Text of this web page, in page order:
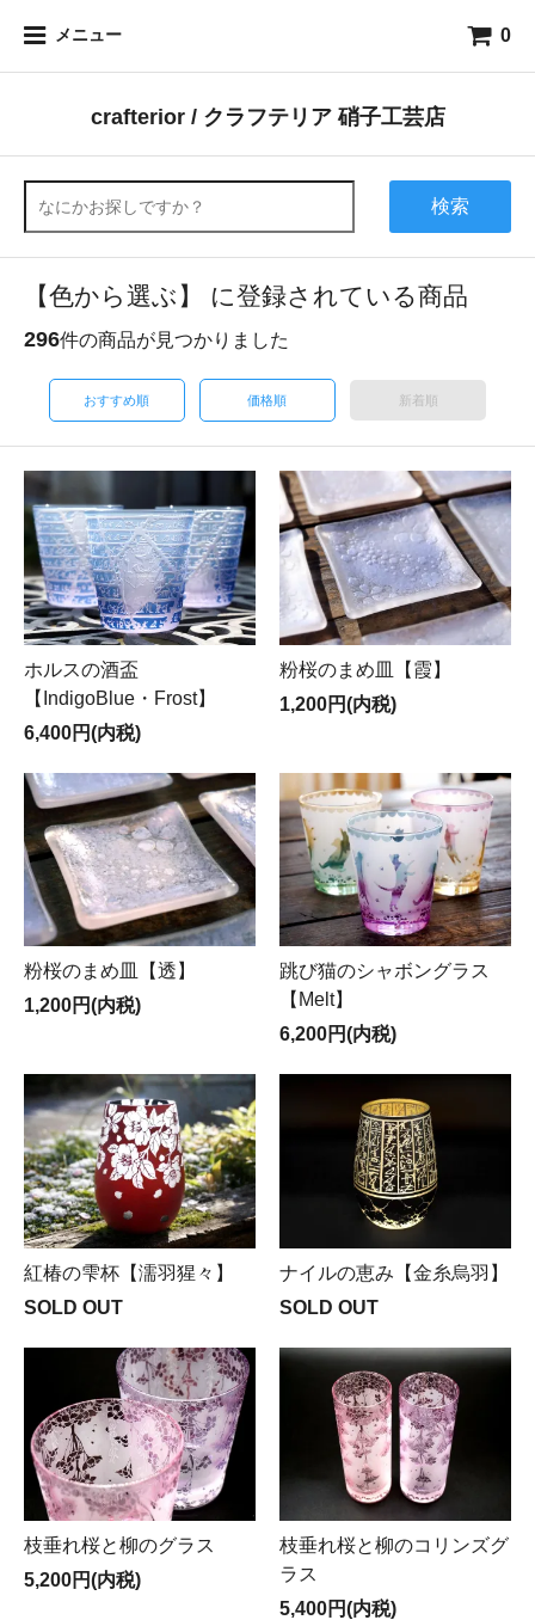
メニュー 0
crafterior / クラフテリア 硝子工芸店
検索
【色から選ぶ】 に登録されている商品
296件の商品が見つかりました
おすすめ順 価格順 新着順
ホルスの酒盃
【IndigoBlue・Frost】
6,400円(内税)
粉桜のまめ皿【霞】
1,200円(内税)
粉桜のまめ皿【透】
1,200円(内税)
跳び猫のシャボングラス
【Melt】
6,200円(内税)
紅椿の雫杯【濡羽猩々】
SOLD OUT
ナイルの恵み【金糸烏羽】
SOLD OUT
枝垂れ桜と柳のグラス
5,200円(内税)
枝垂れ桜と柳のコリンズグ
ラス
5,400円(内税)